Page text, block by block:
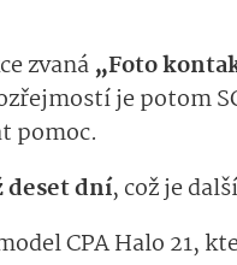
zvaná„Foto
je potom
pomoc.
deset dní, což je
CPA Halo 21,